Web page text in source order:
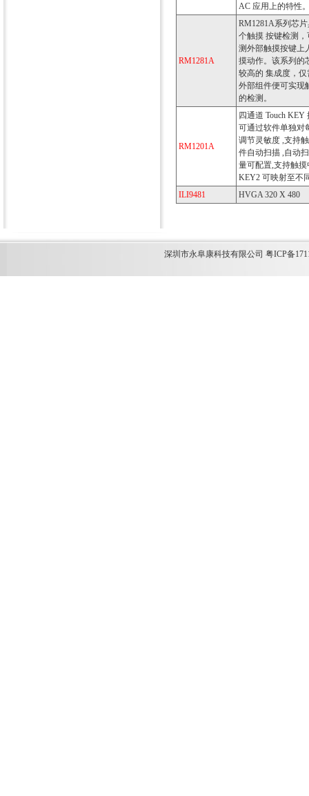
AC 应用上的特性
RM1281A
RM1281A系列芯
个触摸 按键检测
测外部触摸按键上
摸动作。该系列的
较高的 集成度，
外部组件便可实现
的检测。
RM1201A
四通道 Touch KEY
可通过软件单独对
调节灵敏度 ,支持
件自动扫描 ,自动
量可配置,支持触
KEY2 可映射至不
ILI9481
HVGA 320 X 480
深圳市永阜康科技有限公司 粤ICP备